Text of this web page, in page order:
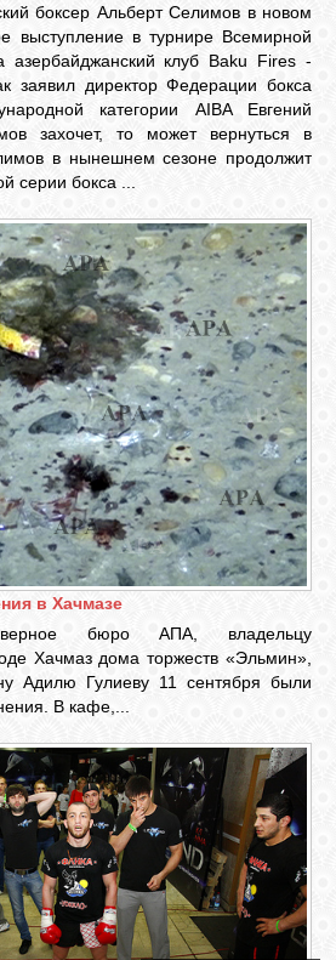
боксер Альберт Селимов в новом
выступление в турнире Всемирной
азербайджанский клуб Baku Fires -
заявил директор Федерации бокса
категории AIBA Евгений
захочет, то может вернуться в
в нынешнем сезоне продолжит
серии бокса ...
в Хачмазе
бюро АПА, владельцу
Хачмаз дома торжеств «Эльмин»,
Адилю Гулиеву 11 сентября были
В кафе,...